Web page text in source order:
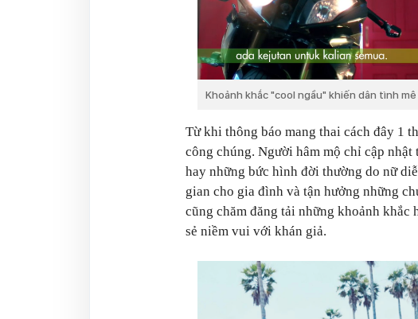
Khoảnh khắc "cool ngầu" khiến dân tình mê
Từ khi thông báo mang thai cách đây 1
công chúng. Người hâm mộ chỉ cập
hay những bức hình đời thường do nữ
gian cho gia đình và tận hưởng những
cũng chăm đăng tải những khoảnh khắc
sẻ niềm vui với khán giả.